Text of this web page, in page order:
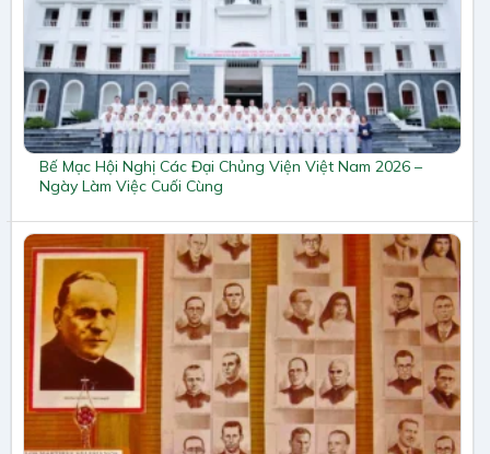
Bế Mạc Hội Nghị Các Đại Chủng Viện Việt Nam 2026 –
Ngày Làm Việc Cuối Cùng